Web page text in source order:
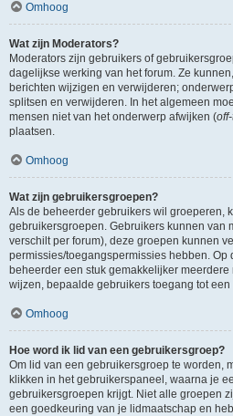
Omhoog
Wat zijn Moderators?
Moderators zijn gebruikers of
dagelijkse werking van het forum. Ze
berichten wijzigen en verwijderen;
splitsen en verwijderen. In het algemeen
mensen niet van het onderwerp afwijken (
plaatsen.
Omhoog
Wat zijn gebruikersgroepen?
Als de beheerder gebruikers wil groeperen,
gebruikersgroepen. Gebruikers kunnen van
verschilt per forum), deze groepen kunnen
permissies/toegangspermissies hebben. Op
beheerder een stuk gemakkelijker
wijzen, bepaalde gebruikers toegang tot
Omhoog
Hoe word ik lid van een gebruikersgroep?
Om lid van een gebruikersgroep te worden,
klikken in het gebruikerspaneel, waarna je
gebruikersgroepen krijgt. Niet alle groepen
een goedkeuring van je lidmaatschap en